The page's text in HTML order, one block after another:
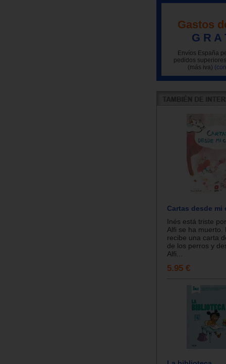
Gastos
G R A
Envíos España
pedidos
(más iva)
Cartas desde mi
Inés está triste
Alfi se ha muerto.
recibe una carta
de los perros y
Alfi...
5.95 €